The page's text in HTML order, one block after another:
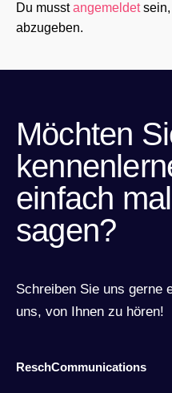
Du musstangemeldetsein,
abzugeben.
Möchten
einfach mal
sagen?
Schreiben Sie uns gerne
uns, von Ihnen zu hören!
ReschCommunications